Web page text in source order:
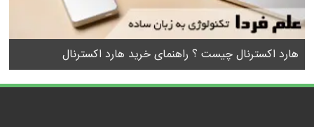
هارد اکسترنال چیست ؟ راهنمای خرید هارد اکسترنال